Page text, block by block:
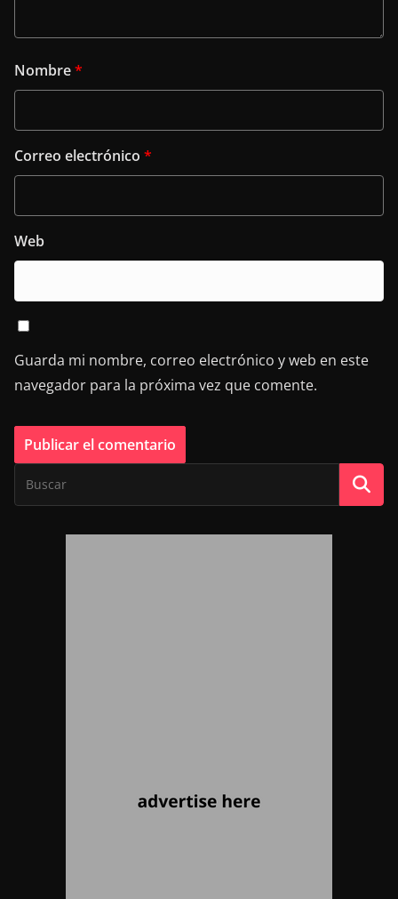
Nombre*
Correo electrónico *
Web
Guarda mi nombre, correo electrónico y web en este
navegador para la próxima vez que comente.